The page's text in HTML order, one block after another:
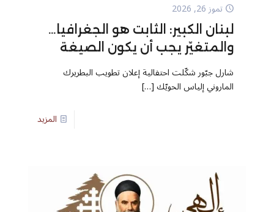
تموز 26, 2026
لبنان الكبير: الثابت هو الجغرافيا…
والمتغيّر يجب أن يكون الصيغة
شارل جبّور شكّلت احتفالية إعلان تطويب البطريرك
الماروني إلياس الحويّك[…]
المزيد